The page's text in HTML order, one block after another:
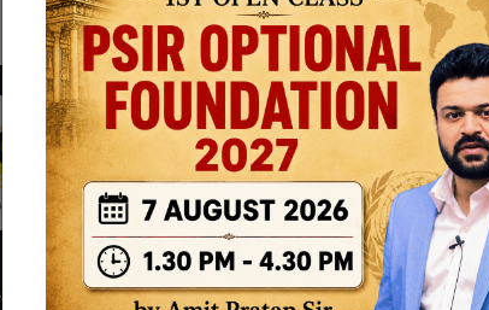
based out of New Delhi. Since 2012, we have